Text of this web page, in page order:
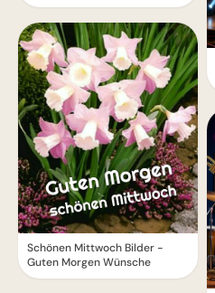
Schönen Mittwoch Bilder -
Guten Morgen Wünsche